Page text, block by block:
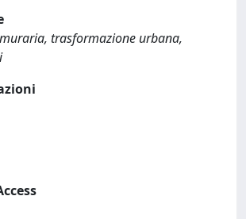
trasformazione urbana,